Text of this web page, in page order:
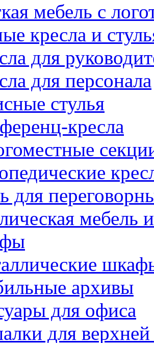
мебель с
кресла и
для
для персонала
стулья
кресла
для
мебель
архивы
для офиса
для